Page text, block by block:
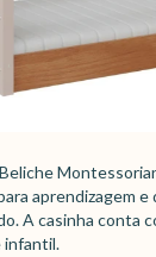
A casinha conta
infantil.